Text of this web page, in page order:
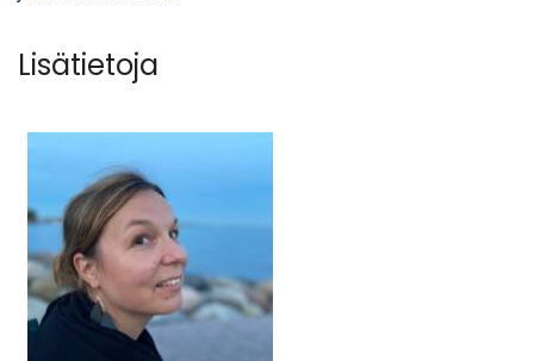
Lisätietoja